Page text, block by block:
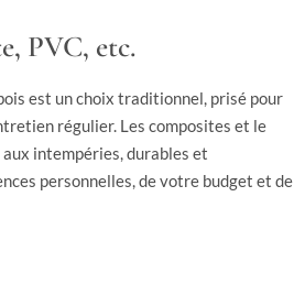
PVC, etc.
est un choix traditionnel, prisé pour
régulier. Les composites et le
intempéries, durables et
personnelles, de votre budget et de